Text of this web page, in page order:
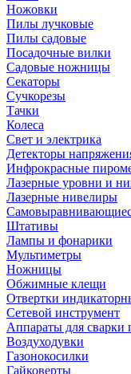
Ножовки
Пилы лучковые
Пилы садовые
Посадочные вилки
Садовые ножницы
Секаторы
Сучкорезы
Тачки
Колеса
Свет и электрика
Детекторы
Инфрокрасные
Лазерные уровни и
Лазерные нивелиры
Штативы
Лампы и фонарики
Мультиметры
Ножницы
Обжимные клещи
Отвертки
Сетевой инструмент
Аппараты для сварки
Воздуходувки
Газонокосилки
Гайковерты